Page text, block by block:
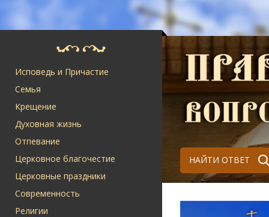
Исповедь и Причастие
Семья
Крещение
Духовная жизнь
Отпевание
Церковное благочестие
Церковные праздники
Современность
Религии
НАЙТИ ОТВЕТ